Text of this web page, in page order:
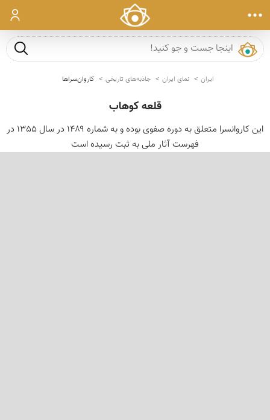
ورود
جست و
ایران نمای ایران جاذبه‌های تاریخی کاروان‌سراها
قلعه كوهاب
این کاروانسرا متعلق به دوره صفوی بوده و به شماره ۱۴۸۹ در سال 1355 در
فهرست آثار ملی به ثبت رسیده است